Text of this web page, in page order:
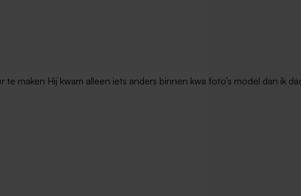
maken Hij kwam alleen iets anders binnen kwa foto’s model dan ik